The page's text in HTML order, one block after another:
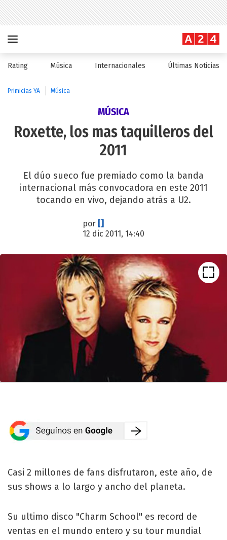
Rating Música Internacionales Últimas Noticias
Primicias YA Música
MÚSICA
Roxette, los mas taquilleros del
2011
El dúo sueco fue premiado como la banda
internacional más convocadora en este 2011
tocando en vivo, dejando atrás a U2.
por []
12 dic 2011, 14:40
Casi 2 millones de fans disfrutaron, este año, de
sus shows a lo largo y ancho del planeta.
Su ultimo disco "Charm School" es record de
ventas en el mundo entero y su tour mundial